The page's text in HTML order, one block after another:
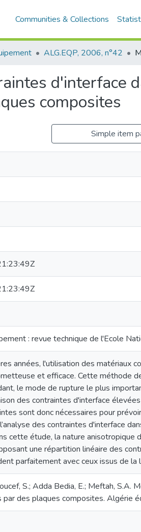
Communities & Collections
ALG.EQP, 2006, n°42
d'interface
composites
Simple item
: revue technique de l'Ecole
années, l'utilisation des matériaux
et efficace. Cette méthode
le mode de rupture le plus
des contraintes d'interface
sont donc nécessaires pour
des contraintes d'interface
cette étude, la nature anisotropique
une répartition linéaire des
parfaitement avec ceux issus de la
S.; Adda Bedia, E.; Meftah,
par des plaques composites. Algérie